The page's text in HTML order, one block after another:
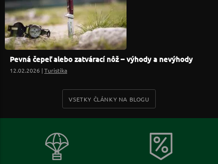
Pevná čepeľ alebo zatvárací nôž – výhody a nevýhody
12.02.2026 |Turistika
VSETKY ČLÁNKY NA BLOGU